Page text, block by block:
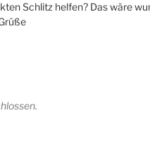
Schlitz hel­fen? Das wäre